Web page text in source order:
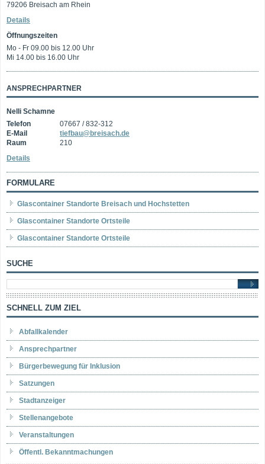
79206 Breisach am Rhein
Details
Öffnungszeiten
Mo - Fr 09.00 bis 12.00 Uhr
Mi 14.00 bis 16.00 Uhr
ANSPRECHPARTNER
Nelli Schamne
Telefon
07667 / 832-312
E-Mail
tiefbau@breisach.de
Raum
210
Details
FORMULARE
Glascontainer Standorte Breisach und Hochstetten
Glascontainer Standorte Ortsteile
Glascontainer Standorte Ortsteile
SUCHE
SCHNELL ZUM ZIEL
Abfallkalender
Ansprechpartner
Bürgerbewegung für Inklusion
Satzungen
Stadtanzeiger
Stellenangebote
Veranstaltungen
Öffentl. Bekanntmachungen